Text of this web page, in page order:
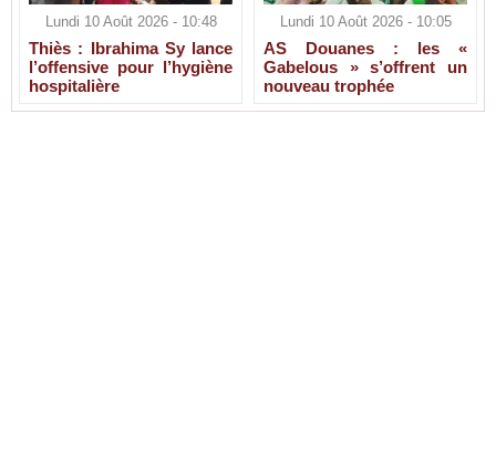
Lundi 10 Août 2026 - 10:48
Thiès : Ibrahima Sy lance
l’offensive pour l’hygiène
hospitalière
Lundi 10 Août 2026 - 10:05
AS Douanes : les «
Gabelous » s’offrent un
nouveau trophée